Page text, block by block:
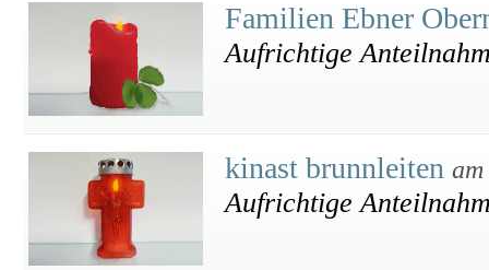
Familien Ebner
Aufrichtige
kinast brunnleiten
Aufrichtige